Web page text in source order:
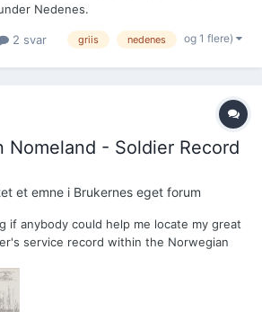
Nedenes.
bygdebok Det er: 1) Ole
2 svar griis nedenes og 1 flere)
Nomeland - Soldier Record
et emne i Brukernes eget forum
if anybody could help me locate my great
service record within the Norwegian
mentioned in the Valle Kommune Vol. 1&2
his exa...